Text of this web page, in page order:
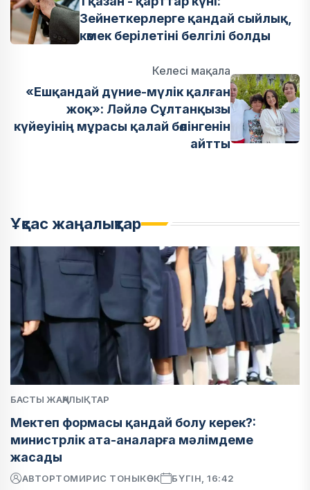
Зейнеткерлерге қандай сыйлық,
көмек берілетіні белгілі болды
Келесі мақала
«Ешқандай дүние-мүлік қалған
жоқ»: Ләйлә Сұлтанқызы
күйеуінің мұрасы қалай бөлінгенін
айтты
Ұқсас жаңалықтар
БАСТЫ ЖАҢАЛЫҚТАР
Мектеп формасы қандай болу керек?:
министрлік ата-аналарға мәлімдеме
жасады
АВТОРТОМИРИС ТОНЫКӨК БҮГІН, 16:42